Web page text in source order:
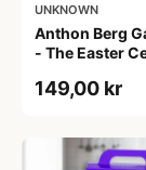
UNKNOWN
Anthon Berg
- The Easter
149,00 kr